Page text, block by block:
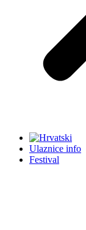
Ulaznice info
Festival